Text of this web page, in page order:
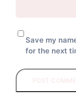
Save my
for the next